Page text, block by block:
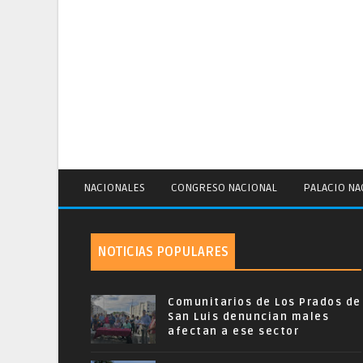
NACIONALES CONGRESO NACIONAL PALACIO
NOTICIAS POPULARES
Comunitarios de Los Prados de
San Luis denuncian males
afectan a ese sector